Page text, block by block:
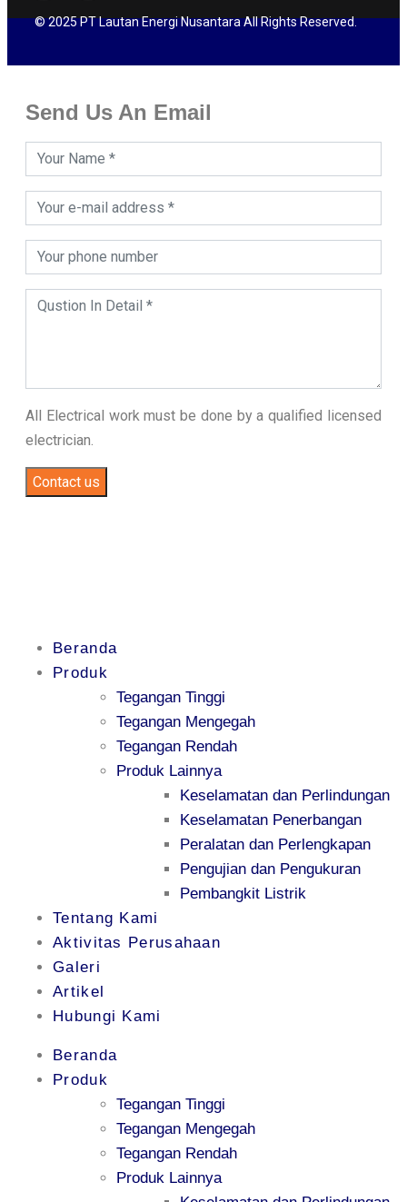
© 2025 PT Lautan Energi Nusantara All Rights Reserved.
Send Us An Email
All Electrical work must be done by a qualified licensed
electrician.
Contact us
Beranda
Produk
Tegangan Tinggi
Tegangan Mengegah
Tegangan Rendah
Produk Lainnya
Keselamatan dan Perlindungan
Keselamatan Penerbangan
Peralatan dan Perlengkapan
Pengujian dan Pengukuran
Pembangkit Listrik
Tentang Kami
Aktivitas Perusahaan
Galeri
Artikel
Hubungi Kami
Beranda
Produk
Tegangan Tinggi
Tegangan Mengegah
Tegangan Rendah
Produk Lainnya